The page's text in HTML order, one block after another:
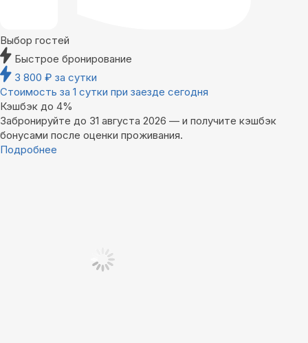
Выбор гостей
Быстрое бронирование
3 800 ₽ за сутки
Стоимость за 1 сутки при заезде сегодня
Кэшбэк до 4%
Забронируйте до 31 августа 2026 — и получите кэшбэк
бонусами после оценки проживания.
Подробнее